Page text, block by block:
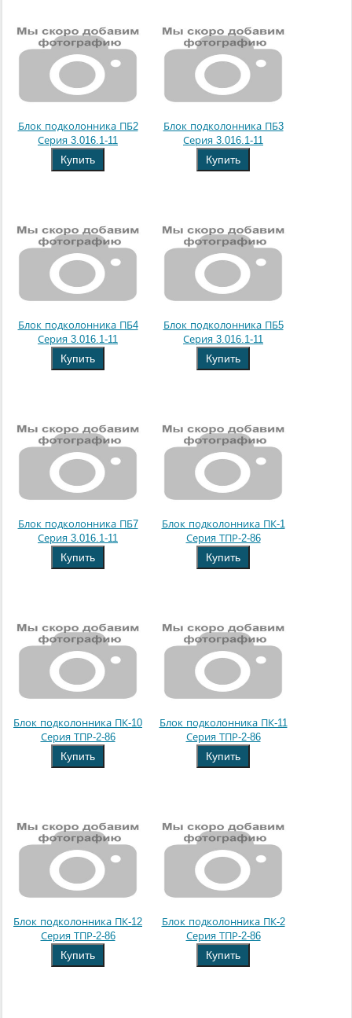
Блок подколонника ПБ2
Серия 3.016.1-11
Купить
Блок подколонника ПБ3
Серия 3.016.1-11
Купить
Блок подколонника ПБ4
Серия 3.016.1-11
Купить
Блок подколонника ПБ5
Серия 3.016.1-11
Купить
Блок подколонника ПБ7
Серия 3.016.1-11
Купить
Блок подколонника ПК-1
Серия ТПР-2-86
Купить
Блок подколонника ПК-10
Серия ТПР-2-86
Купить
Блок подколонника ПК-11
Серия ТПР-2-86
Купить
Блок подколонника ПК-12
Серия ТПР-2-86
Купить
Блок подколонника ПК-2
Серия ТПР-2-86
Купить